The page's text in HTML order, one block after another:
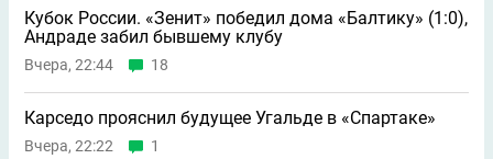
Кубок России. «Зенит» победил дома «Балтику» (1:0),
Андраде забил бывшему клубу
Вчера, 22:44 18
Карседо прояснил будущее Угальде в «Спартаке»
Вчера, 22:22 1